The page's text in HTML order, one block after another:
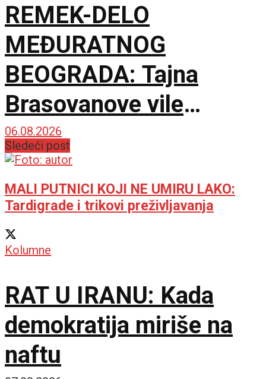
REMEK-DELO
MEĐURATNOG
BEOGRADA: Tajna
Brasovanove vile
ponovo sija starim
sjajem
06.08.2026
Sledeći post
MALI PUTNICI KOJI NE UMIRU LAKO:
Tardigrade i trikovi preživljavanja
Kolumne
RAT U IRANU: Kada
demokratija miriše na
naftu